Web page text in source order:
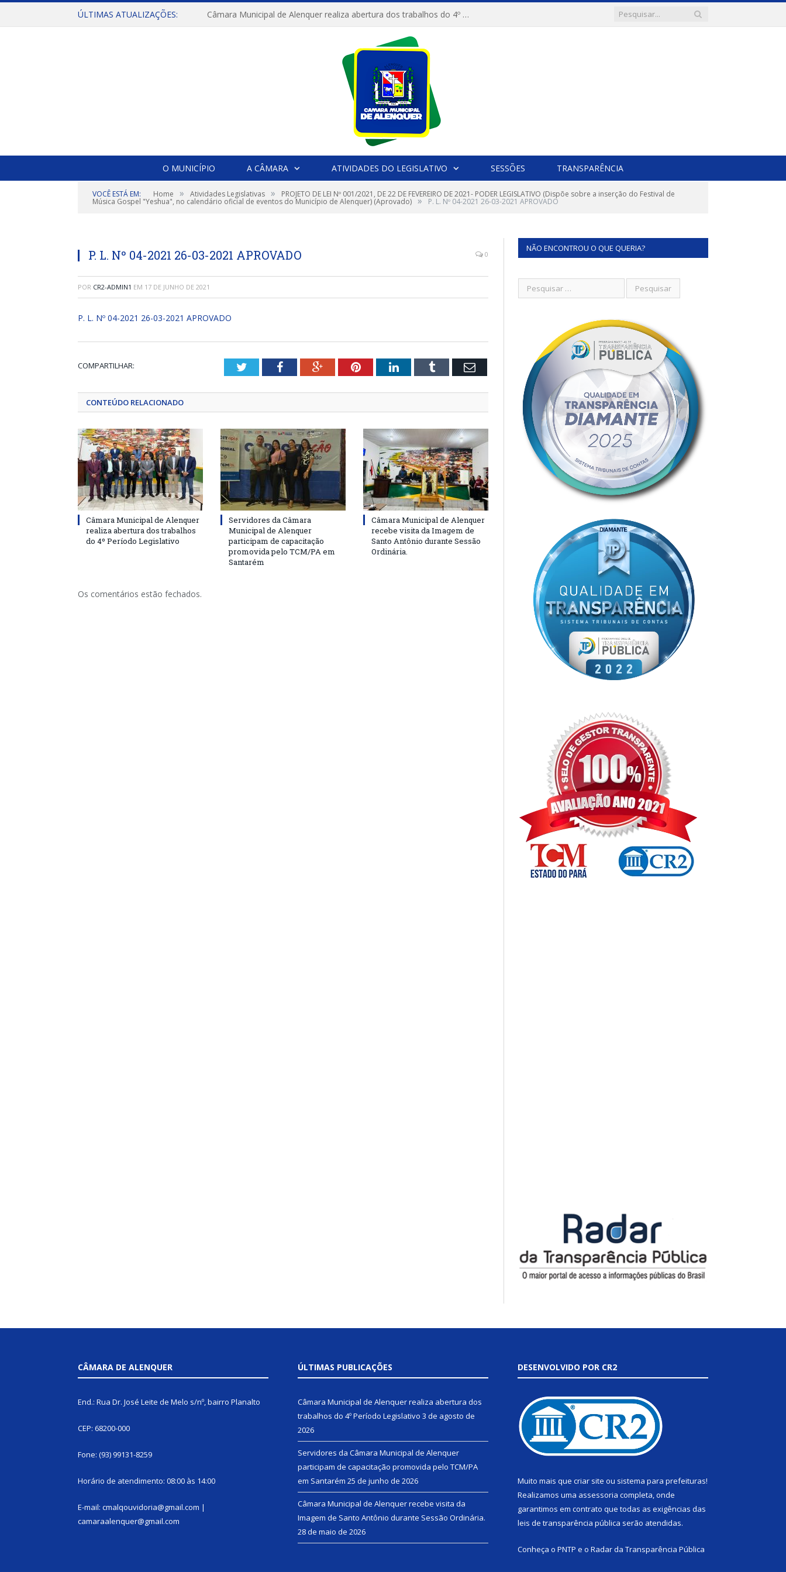
ÚLTIMAS ATUALIZAÇÕES: Câmara Municipal de Alenquer realiza abertura dos trabalhos do 4º Período Legislativo
O MUNICÍPIO A CÂMARA ATIVIDADES DO LEGISLATIVO SESSÕES TRANSPARÊNCIA
VOCÊ ESTÁ EM: Home » Atividades Legislativas » PROJETO DE LEI Nº 001/2021, DE 22 DE FEVEREIRO DE 2021- PODER LEGISLATIVO (Dispõe sobre a inserção do Festival de
Música Gospel "Yeshua", no calendário oficial de eventos do Município de Alenquer) (Aprovado) » P. L. Nº 04-2021 26-03-2021 APROVADO
P. L. Nº 04-2021 26-03-2021 APROVADO 0
POR CR2-ADMIN1 EM 17 DE JUNHO DE 2021
P. L. Nº 04-2021 26-03-2021 APROVADO
COMPARTILHAR: TwitterFacebookGoogle+PinterestLinkedInTumblr Email
CONTEÚDO RELACIONADO
Câmara Municipal de Alenquer
realiza abertura dos trabalhos
do 4º Período Legislativo
Servidores da Câmara
Municipal de Alenquer
participam de capacitação
promovida pelo TCM/PA em
Santarém
Câmara Municipal de Alenquer
recebe visita da Imagem de
Santo Antônio durante Sessão
Ordinária.
Os comentários estão fechados.
NÃO ENCONTROU O QUE QUERIA?
CÂMARA DE ALENQUER
End.: Rua Dr. José Leite de Melo s/nº, bairro Planalto
CEP: 68200-000
Fone: (93) 99131-8259
Horário de atendimento: 08:00 às 14:00
E-mail: cmalqouvidoria@gmail.com |
camaraalenquer@gmail.com
ÚLTIMAS PUBLICAÇÕES
Câmara Municipal de Alenquer realiza abertura dos
trabalhos do 4º Período Legislativo 3 de agosto de
2026
Servidores da Câmara Municipal de Alenquer
participam de capacitação promovida pelo TCM/PA
em Santarém 25 de junho de 2026
Câmara Municipal de Alenquer recebe visita da
Imagem de Santo Antônio durante Sessão Ordinária.
28 de maio de 2026
DESENVOLVIDO POR CR2
Muito mais que criar site ou sistema para prefeituras!
Realizamos uma assessoria completa, onde
garantimos em contrato que todas as exigências das
leis de transparência pública serão atendidas.
Conheça o PNTP e o Radar da Transparência Pública